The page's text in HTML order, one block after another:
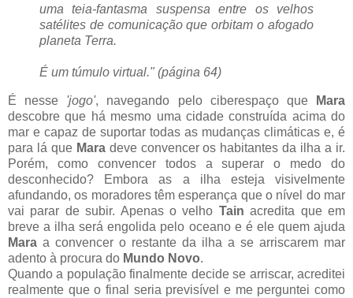
uma teia-fantasma suspensa entre os velhos
satélites de comunicação que orbitam o afogado
planeta Terra.
É um túmulo virtual." (página 64)
É nesse 'jogo', navegando pelo ciberespaço que
Mara
descobre que há mesmo uma cidade construída acima do
mar e capaz de suportar todas as mudanças climáticas e, é
para lá que Mara deve convencer os habitantes da ilha a ir.
Porém, como convencer todos a superar o medo do
desconhecido? Embora as a ilha esteja visivelmente
afundando, os moradores têm esperança que o nível do mar
vai parar de subir. Apenas o velho Tainacredita que em
breve a ilha será engolida pelo oceano e é ele quem ajuda
Mara a convencer o restante da ilha a se arriscarem mar
adento à procura do Mundo Novo.
Quando a população finalmente decide se arriscar, acreditei
realmente que o final seria previsível e me perguntei como